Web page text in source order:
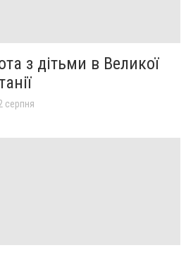
з дітьми в Великої
серпня